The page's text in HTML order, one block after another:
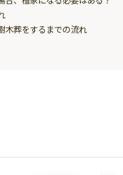
木葬をするまでの流れ